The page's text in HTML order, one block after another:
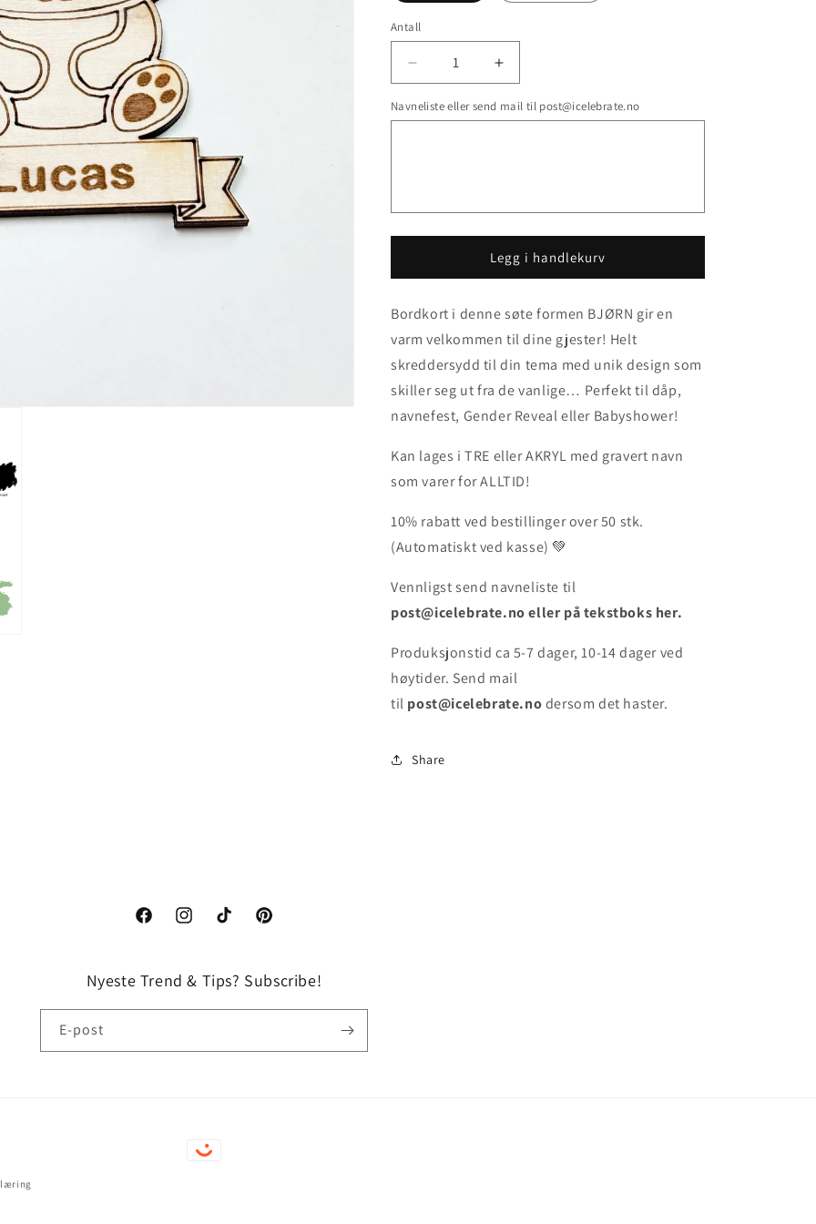
Antall
antallet
for
Øk
antallet
for
Navneliste eller send mail til post@icelebrate.no
Legg i handlekurv
Bordkort i denne søte formen BJØRN gir en
varm velkommen til dine gjester! Helt
skreddersydd til din tema med unik design som
skiller seg ut fra de vanlige… Perfekt til dåp,
navnefest, Gender Reveal eller Babyshower!
Kan lages i TRE eller AKRYL med gravert navn
som varer for ALLTID!
10% rabatt ved bestillinger over 50 stk.
(Automatiskt ved kasse) 💚
Vennligst send navneliste til
post@icelebrate.no eller på tekstboks her.
Produksjonstid ca 5-7 dager, 10-14 dager ved
høytider. Send mail
til post@icelebrate.nodersom det haster.
Share
FacebookInstagramTikTok Pinterest
Nyeste Trend & Tips? Subscribe!
E-post
Betalingsmåter